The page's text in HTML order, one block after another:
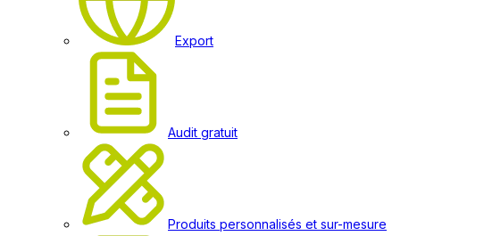
Export
Audit gratuit
Produits personnalisés et sur-mesure